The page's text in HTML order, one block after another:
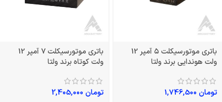
باتری موتورسیکلت ۵ آمپر 12
ولت هوندایی برند ولتا
تومان
باتری موتورسیکلت 7 آمپر 12
ولت کوتاه برند ولتا
تومان